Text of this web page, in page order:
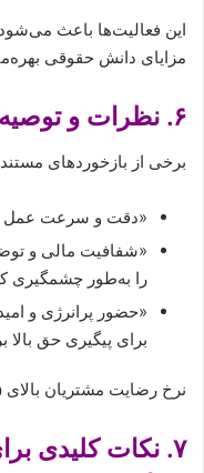
این فعالیت‌ها باعث می‌شود
مزایای دانش حقوقی
۶. نظرات و توصیه‌های موکلان فهیمه پروانه
برخی از بازخوردهای
«دقت و سرعت عمل
«شفافیت مالی و
را به‌طور چشمگیری
«حضور پرانرژی و
برای پیگیری حق بالا
نرخ رضایت مشتریان بالای ۹۵٪ گزارش می‌شود.
۷. نکات کلیدی